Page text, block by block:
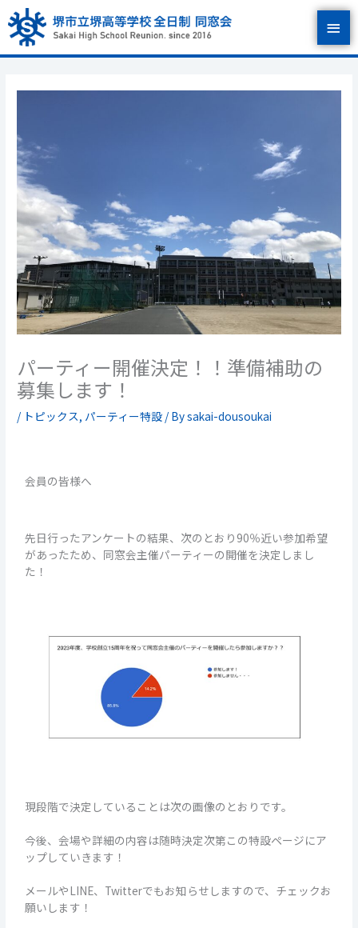
容
を
ス
メ
イ
パーティー開催決定！！準備補助の
募集します！
/ トピックス, パーティー特設 / Bysakai-dousoukai
会員の皆様へ
先日行ったアンケートの結果、次のとおり90％近い参加希望
があったため、同窓会主催パーティーの開催を決定しまし
た！
現段階で決定していることは次の画像のとおりです。
今後、会場や詳細の内容は随時決定次第この特設ページにア
ップしていきます！
メールやLINE、Twitterでもお知らせしますので、チェックお
願いします！